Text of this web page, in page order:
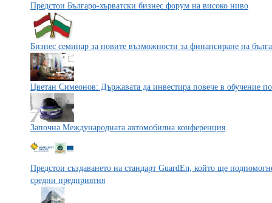
Предстои Българо-хърватски бизнес форум на високо ниво
Бизнес семинар за новите възможности за финансиране на
Цветан Симеонов: Държавата да инвестира повече в обучение
Започна Международната автомобилна конференция
Предстои създаването на стандарт GuardEn, който ще
средни предприятия